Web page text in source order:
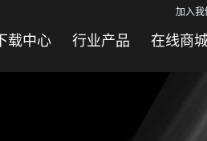
下载中心 行业产品 在线商
加入我